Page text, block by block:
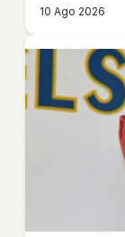
10 Ago 2026